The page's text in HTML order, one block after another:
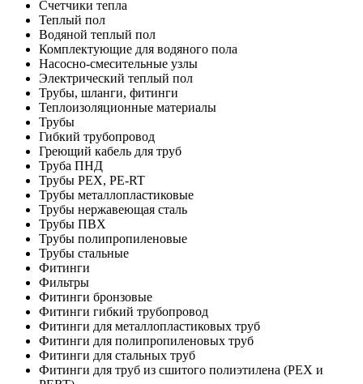
Счетчики тепла
Теплый пол
Водяной теплый пол
Комплектующие для водяного пола
Насосно-смесительные узлы
Электрический теплый пол
Трубы, шланги, фитинги
Теплоизоляционные материалы
Трубы
Гибкий трубопровод
Греющий кабель для труб
Труба ПНД
Трубы PEX, PE-RT
Трубы металлопластиковые
Трубы нержавеющая сталь
Трубы ПВХ
Трубы полипропиленовые
Трубы стальные
Фитинги
Фильтры
Фитинги бронзовые
Фитинги гибкий трубопровод
Фитинги для металлопластиковых труб
Фитинги для полипропиленовых труб
Фитинги для стальных труб
Фитинги для труб из сшитого полиэтилена (PEX и